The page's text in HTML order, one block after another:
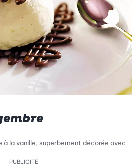
à la vanille, superbement décorée avec
PUBLICITÉ